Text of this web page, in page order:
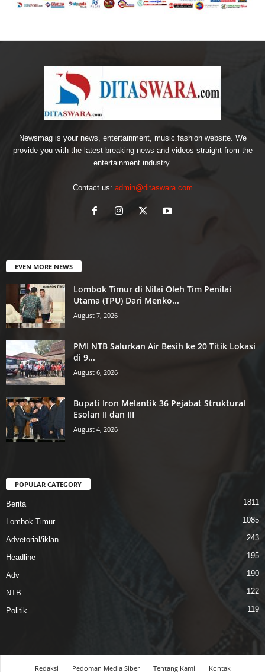
Newsmag is your news, entertainment, music fashion website. We
provide you with the latest breaking news and videos straight from the
entertainment industry.
Contact us: admin@ditaswara.com
EVEN MORE NEWS
Lombok Timur di Nilai Oleh Tim Penilai
Utama (TPU) Dari Menko...
August 7, 2026
PMI NTB Salurkan Air Besih ke 20 Titik Lokasi
di 9...
August 6, 2026
Bupati Iron Melantik 36 Pejabat Struktural
Esolan II dan III
August 4, 2026
POPULAR CATEGORY
Berita 1811
Lombok Timur 1085
Advetorial/iklan 243
Headline 195
Adv 190
NTB 122
Politik 119
Redaksi Pedoman Media Siber Tentang Kami Kontak